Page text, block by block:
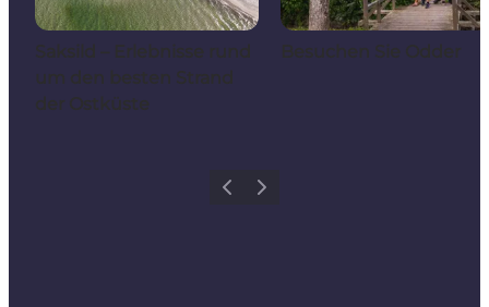
Saksild – Erlebnisse rund
um den besten Strand
der Ostküste
Besuchen Sie Odder
ZurückWeiter